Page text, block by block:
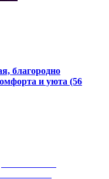
благородно
и уюта (56